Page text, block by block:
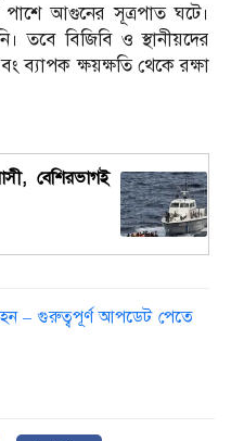
পাশে আগুনের সূত্রপাত ঘটে।
তবে বিজিবি ও স্থানীয়দের
ব্যাপক ক্ষয়ক্ষতি থেকে রক্ষা
বেশিরভাগই
– গুরুত্বপূর্ণ আপডেট পেতে